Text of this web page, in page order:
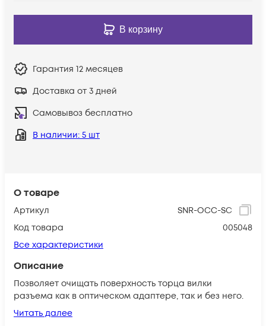
О товаре
Артикул
SNR-OCC-SC
Код товара
005048
Все характеристики
Описание
Позволяет очищать поверхность торца вилки
разъема как в оптическом адаптере, так и без него.
Читать далее
В корзину
Гарантия 12 месяцев
Доставка от 3 дней
Самовывоз бесплатно
В наличии: 5 шт